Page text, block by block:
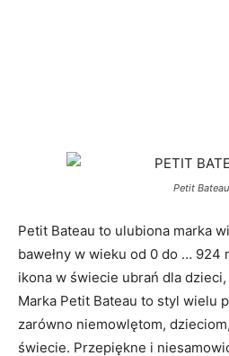
Petit Bateau
Petit Bateau to ulubiona marka
bawełny w wieku od 0 do … 924
ikona w świecie ubrań dla
Marka Petit Bateau to styl wielu
zarówno niemowlętom,
świecie. Przepiękne i